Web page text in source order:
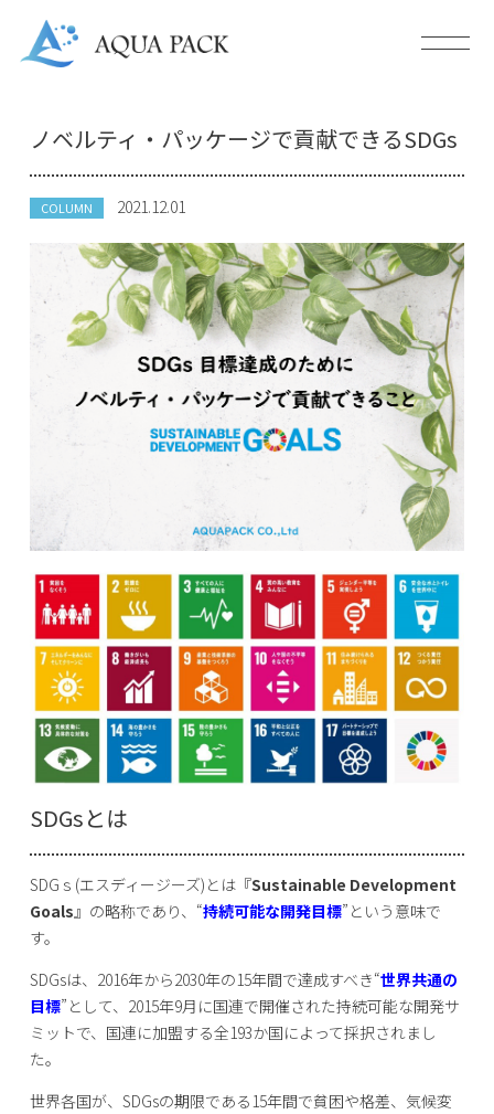
ノベルティ・パッケージで貢献できるSDGs
COLUMN 2021.12.01
SDGsとは
SDGｓ(エスディージーズ)とは『Sustainable Development
Goals 』の略称であり、“持続可能な開発目標”という意味で
す。
SDGsは、2016年から2030年の15年間で達成すべき“世界共通の
目標”として、2015年9月に国連で開催された持続可能な開発サ
ミットで、国連に加盟する全193か国によって採択されまし
た。
世界各国が、SDGsの期限である15年間で貧困や格差、気候変